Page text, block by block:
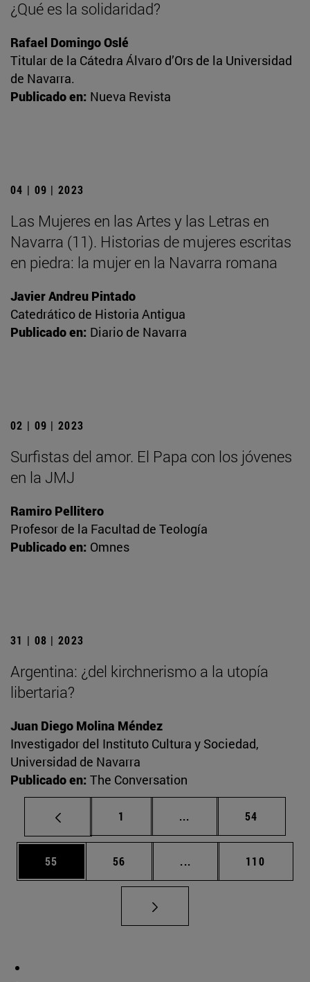
¿Qué es la solidaridad?
Rafael Domingo Oslé
Titular de la Cátedra Álvaro d’Ors de la Universidad
de Navarra.
Publicado en: Nueva Revista
04 | 09 | 2023
Las Mujeres en las Artes y las Letras en
Navarra (11). Historias de mujeres escritas
en piedra: la mujer en la Navarra romana
Javier Andreu Pintado
Catedrático de Historia Antigua
Publicado en: Diario de Navarra
02 | 09 | 2023
Surfistas del amor. El Papa con los jóvenes
en la JMJ
Ramiro Pellitero
Profesor de la Facultad de Teología
Publicado en: Omnes
31 | 08 | 2023
Argentina: ¿del kirchnerismo a la utopía
libertaria?
Juan Diego Molina Méndez
Investigador del Instituto Cultura y Sociedad,
Universidad de Navarra
Publicado en: The Conversation
Página
1 ... Páginas intermedias
Página
54
Página
55 Página
56 ... Páginas intermedias
Página
110